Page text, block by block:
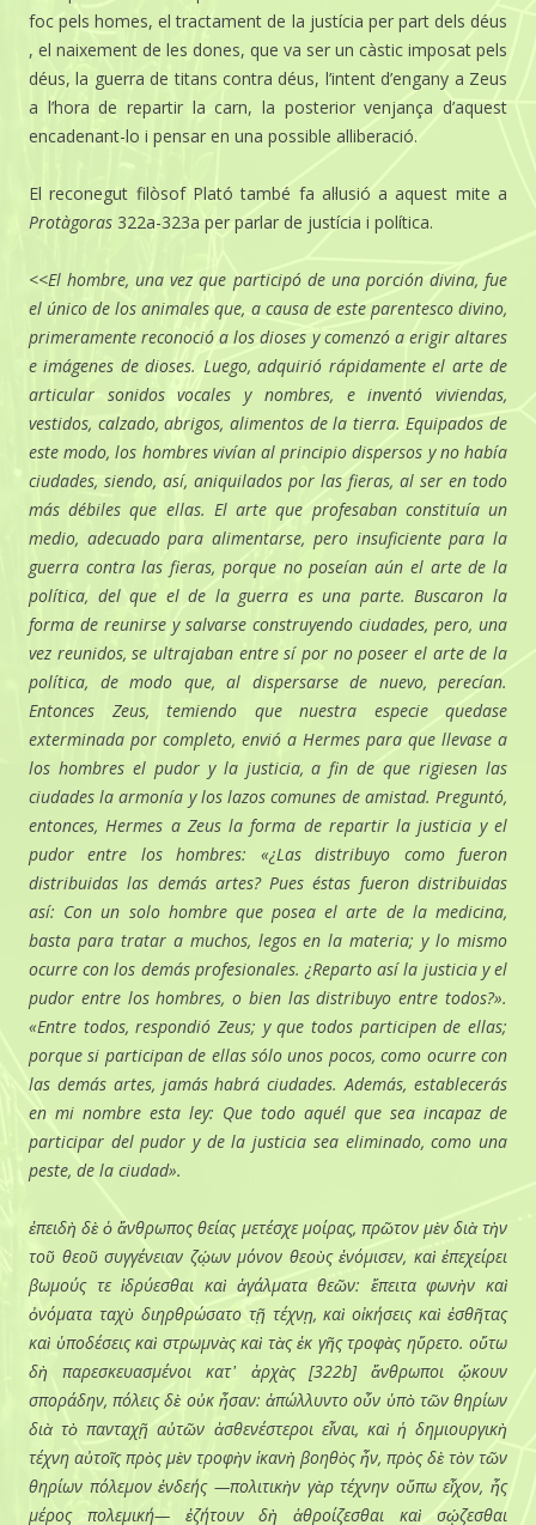
foc pels homes, el tractament de la justícia per part dels déus
, el naixement de les dones, que va ser un càstic imposat pels
déus, la guerra de titans contra déus, l’intent d’engany a Zeus
a l’hora de repartir la carn, la posterior venjança d’aquest
encadenant-lo i pensar en una possible alliberació.
El reconegut filòsof Plató també fa al·lusió a aquest mite a
Protàgoras 322a-323a per parlar de justícia i política.
<<El hombre, una vez que participó de una porción divina, fue
el único de los animales que, a causa de este parentesco divino,
primeramente reconoció a los dioses y comenzó a erigir altares
e imágenes de dioses. Luego, adquirió rápidamente el arte de
articular sonidos vocales y nombres, e inventó viviendas,
vestidos, calzado, abrigos, alimentos de la tierra. Equipados de
este modo, los hombres vivían al principio dispersos y no había
ciudades, siendo, así, aniquilados por las fieras, al ser en todo
más débiles que ellas. El arte que profesaban constituía un
medio, adecuado para alimentarse, pero insuficiente para la
guerra contra las fieras, porque no poseían aún el arte de la
política, del que el de la guerra es una parte. Buscaron la
forma de reunirse y salvarse construyendo ciudades, pero, una
vez reunidos, se ultrajaban entre sí por no poseer el arte de la
política, de modo que, al dispersarse de nuevo, perecían.
Entonces Zeus, temiendo que nuestra especie quedase
exterminada por completo, envió a Hermes para que llevase a
los hombres el pudor y la justicia, a fin de que rigiesen las
ciudades la armonía y los lazos comunes de amistad. Preguntó,
entonces, Hermes a Zeus la forma de repartir la justicia y el
pudor entre los hombres: «¿Las distribuyo como fueron
distribuidas las demás artes? Pues éstas fueron distribuidas
así: Con un solo hombre que posea el arte de la medicina,
basta para tratar a muchos, legos en la materia; y lo mismo
ocurre con los demás profesionales. ¿Reparto así la justicia y el
pudor entre los hombres, o bien las distribuyo entre todos?».
«Entre todos, respondió Zeus; y que todos participen de ellas;
porque si participan de ellas sólo unos pocos, como ocurre con
las demás artes, jamás habrá ciudades. Además, establecerás
en mi nombre esta ley: Que todo aquél que sea incapaz de
participar del pudor y de la justicia sea eliminado, como una
peste, de la ciudad».
ἐπειδὴ δὲ ὁ ἄνθρωπος θείας μετέσχε μοίρας, πρῶτον μὲν διὰ τὴν
τοῦ θεοῦ συγγένειαν ζῴων μόνον θεοὺς ἐνόμισεν, καὶ ἐπεχείρει
βωμούς τε ἱδρύεσθαι καὶ ἀγάλματα θεῶν: ἔπειτα φωνὴν καὶ
ὀνόματα ταχὺ διηρθρώσατο τῇ τέχνῃ, καὶ οἰκήσεις καὶ ἐσθῆτας
καὶ ὑποδέσεις καὶ στρωμνὰς καὶ τὰς ἐκ γῆς τροφὰς ηὕρετο. οὕτω
δὴ παρεσκευασμένοι κατ᾽ ἀρχὰς [322b] ἄνθρωποι ᾤκουν
σποράδην, πόλεις δὲ οὐκ ἦσαν: ἀπώλλυντο οὖν ὑπὸ τῶν θηρίων
διὰ τὸ πανταχῇ αὐτῶν ἀσθενέστεροι εἶναι, καὶ ἡ δημιουργικὴ
τέχνη αὐτοῖς πρὸς μὲν τροφὴν ἱκανὴ βοηθὸς ἦν, πρὸς δὲ τὸν τῶν
θηρίων πόλεμον ἐνδεής —πολιτικὴν γὰρ τέχνην οὔπω εἶχον, ἧς
μέρος πολεμική— ἐζήτουν δὴ ἁθροίζεσθαι καὶ σῴζεσθαι